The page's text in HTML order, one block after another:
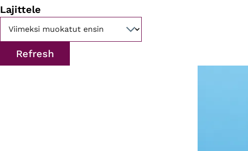
Lajittele